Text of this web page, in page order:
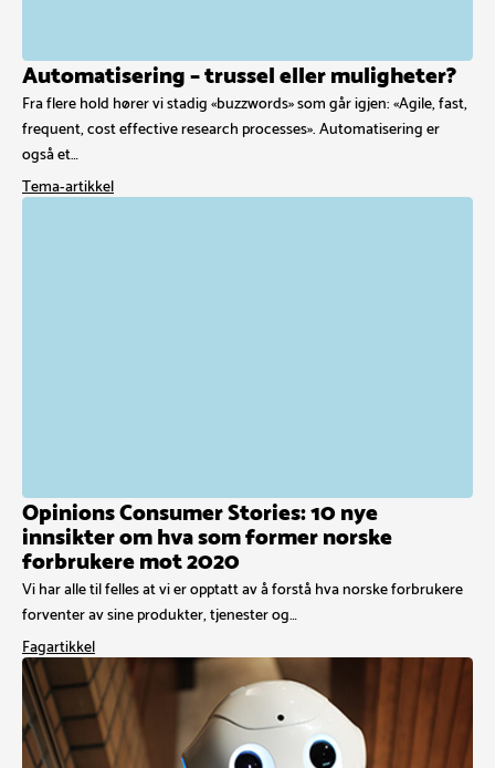
Automatisering – trussel eller muligheter?
Fra flere hold hører vi stadig «buzzwords» som går igjen: «Agile, fast,
frequent, cost effective research processes». Automatisering er
også et…
Tema-artikkel
Opinions Consumer Stories: 10 nye
innsikter om hva som former norske
forbrukere mot 2020
Vi har alle til felles at vi er opptatt av å forstå hva norske forbrukere
forventer av sine produkter, tjenester og…
Fagartikkel